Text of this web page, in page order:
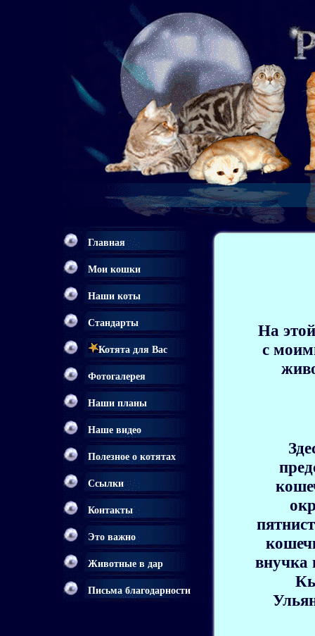
Главная
Мои кошки
Наши коты
Стандарты
Котята для Вас
Фотогалерея
Наши планы
Наше видео
Полезное о котятах
Ссылки
Контакты
Это важно
Животные в дар
Письма благодарности
На
с
внучка